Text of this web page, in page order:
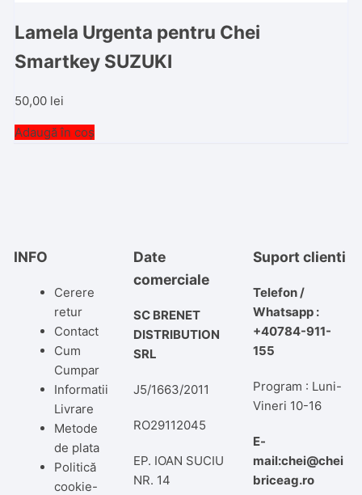
Lamela Urgenta pentru Chei
Smartkey SUZUKI
50,00 lei
Adaugă în coș
INFO
Cerere
retur
Contact
Cum
Cumpar
Informatii
Livrare
Metode
de plata
Politică
cookie-
Date
comerciale
SC BRENET
DISTRIBUTION
SRL
J5/1663/2011
RO29112045
EP. IOAN SUCIU
NR. 14
Suport clienti
Telefon /
Whatsapp :
+40784-911-
155
Program : Luni-
Vineri 10-16
E-
mail:chei@chei
briceag.ro